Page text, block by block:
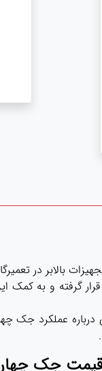
بالابر در
گرفته و به کمک
عملکرد جک
قیمت جک